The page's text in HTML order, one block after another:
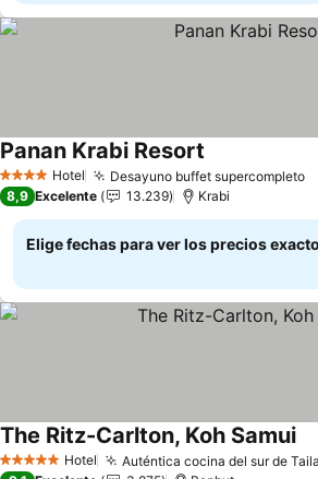
4 EstrellasHotel Desayuno buffet supercompleto
Panan Krabi Resort
8,9 Excelente 13.239 Krabi
Elige fechas para ver los precios
5 Estrellas Hotel Auténtica cocina del sur de
The Ritz-Carlton, Koh Samui